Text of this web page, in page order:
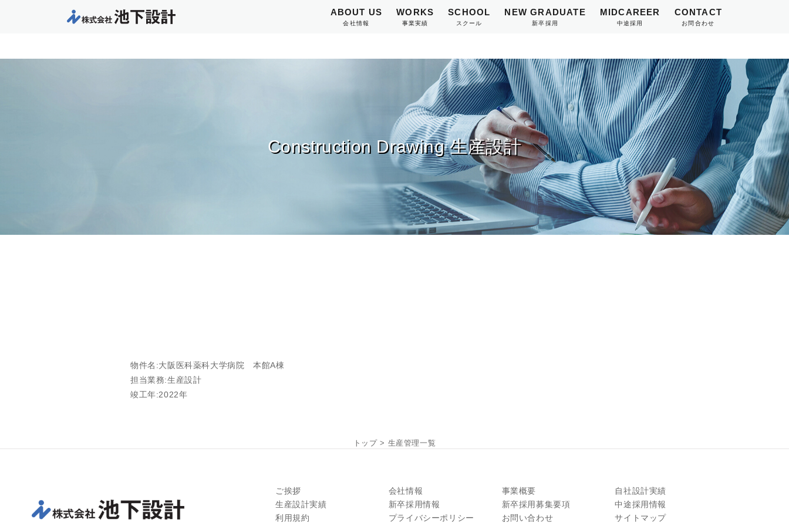
ABOUT US
会社情報
WORKS
事業実績
SCHOOL
スクール
NEW GRADUATE
新卒採用
MIDCAREER
中途採用
CONTACT
お問合わせ
Construction Drawing 生産設計
物件名:大阪医科薬科大学病院 本館A棟
担当業務:生産設計
竣工年:2022年
トップ > 生産管理一覧
ご挨拶 会社情報 事業概要
自社設計実績
生産設計実績
新卒採用情報 新卒採用募集要項
中途採用情報
利用規約
プライバシーポリシー お問い合わせ サイトマップ